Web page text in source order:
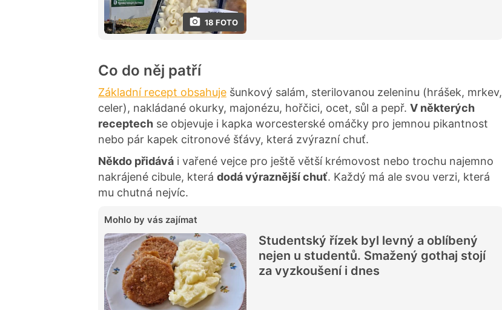
18 FOTO
Co do něj patří
Základní recept obsahuje šunkový salám, sterilovanou zeleninu (hrášek, mrkev,
celer), nakládané okurky, majonézu, hořčici, ocet, sůl a pepř. V některých
receptech se objevuje i kapka worcesterské omáčky pro jemnou pikantnost
nebo pár kapek citronové šťávy, která zvýrazní chuť.
Někdo přidává i vařené vejce pro ještě větší krémovost nebo trochu najemno
nakrájené cibule, která dodá výraznější chuť. Každý má ale svou verzi, která
mu chutná nejvíc.
Mohlo by vás zajímat
Studentský řízek byl levný a oblíbený
nejen u studentů. Smažený gothaj stojí
za vyzkoušení i dnes